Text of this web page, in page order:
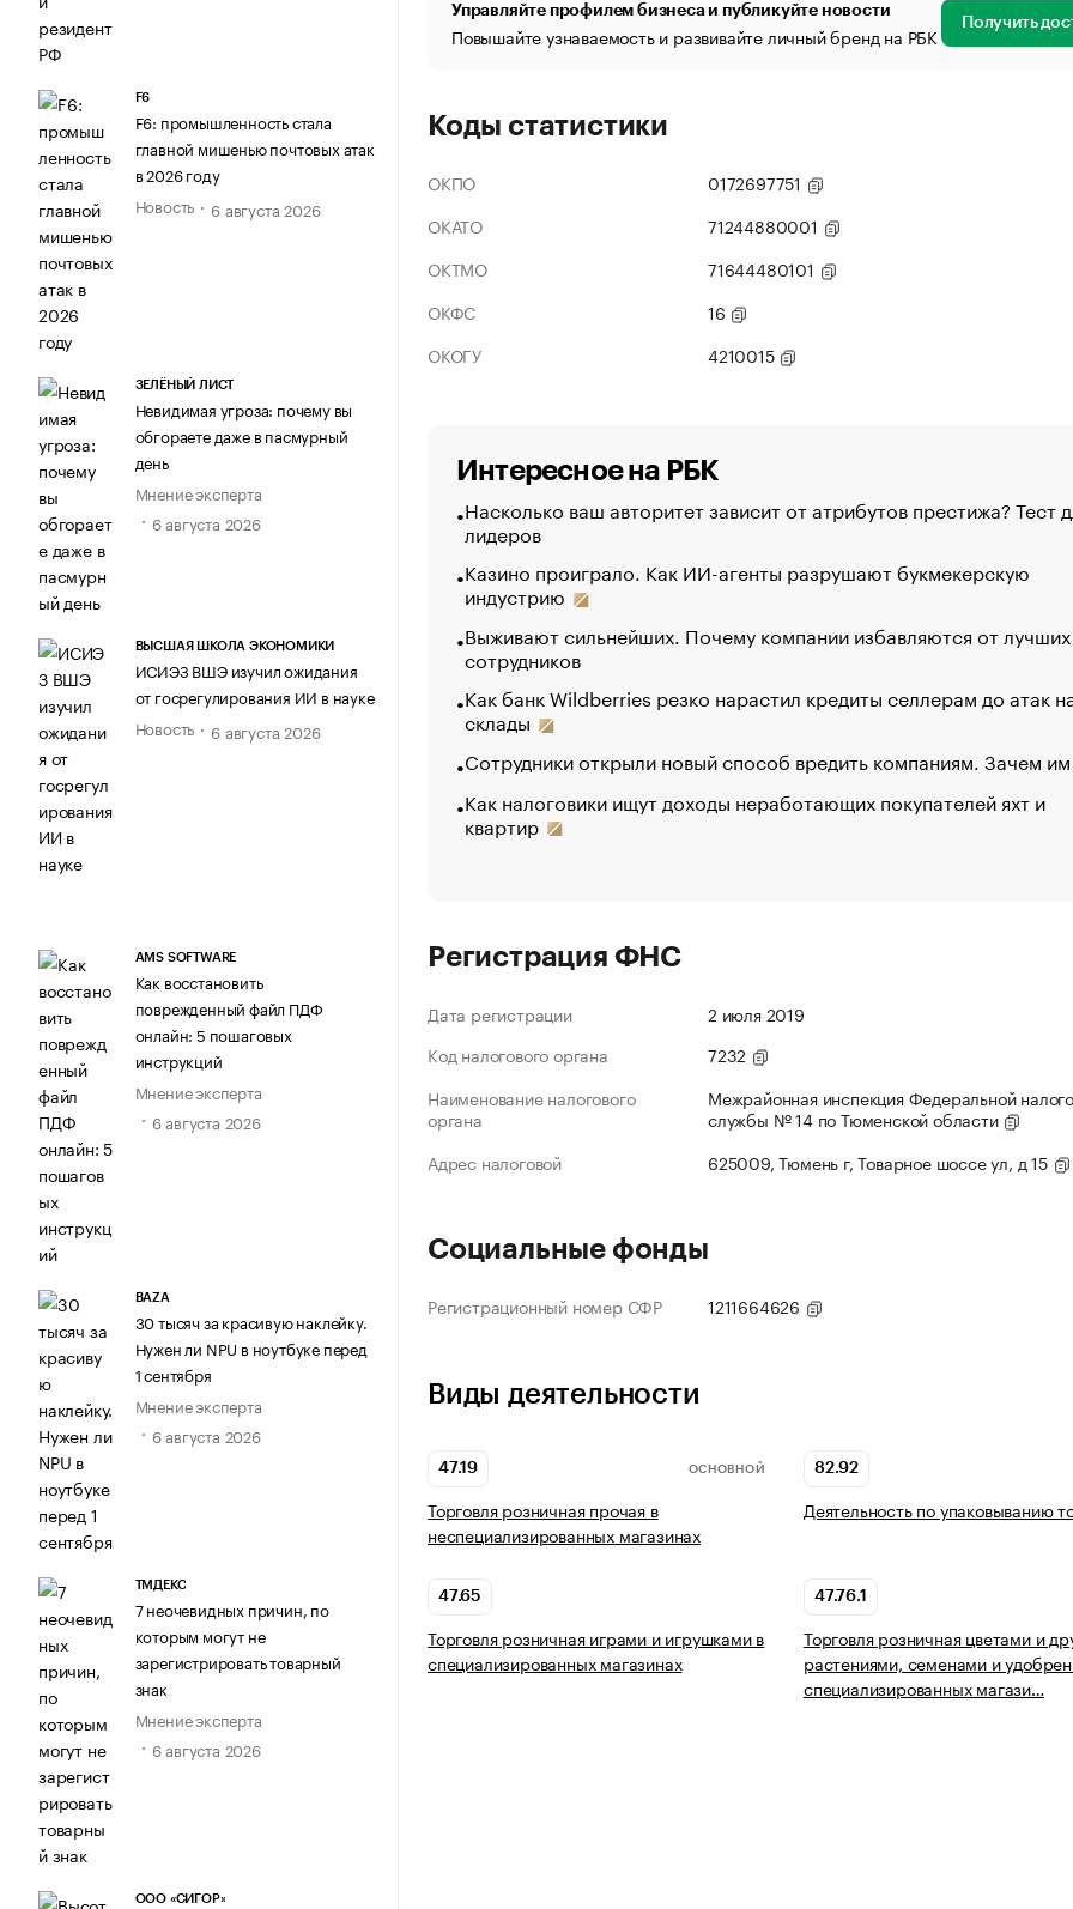
F6
F6: промышленность стала
главной мишенью почтовых атак
в 2026 году
Новость
6 августа 2026
ЗЕЛЁНЫЙ ЛИСТ
Невидимая угроза: почему вы
обгораете даже в пасмурный
день
Мнение эксперта
6 августа 2026
ВЫСШАЯ ШКОЛА ЭКОНОМИКИ
ИСИЭЗ ВШЭ изучил ожидания
от госрегулирования ИИ в науке
Новость
6 августа 2026
AMS SOFTWARE
Как восстановить
поврежденный файл ПДФ
онлайн: 5 пошаговых
инструкций
Мнение эксперта
6 августа 2026
BAZA
30 тысяч за красивую наклейку.
Нужен ли NPU в ноутбуке перед
1 сентября
Мнение эксперта
6 августа 2026
ТМДЕКС
7 неочевидных причин, по
которым могут не
зарегистрировать товарный
знак
Мнение эксперта
6 августа 2026
ООО «СИГОР»
Управляйте профилем бизнеса и публикуйте новости
Повышайте узнаваемость и развивайте личный бренд на РБК Получить
Коды статистики
ОКПО
0172697751
ОКАТО
71244880001
ОКТМО
71644480101
ОКФС
16
ОКОГУ
4210015
Интересное на РБК
Насколько ваш авторитет зависит от атрибутов престижа? Тест
лидеров
Казино проиграло. Как ИИ-агенты разрушают букмекерскую
индустрию
Выживают сильнейших. Почему компании избавляются от лучших
сотрудников
Как банк Wildberries резко нарастил кредиты селлерам до атак
склады
Сотрудники открыли новый способ вредить компаниям. Зачем
Как налоговики ищут доходы неработающих покупателей яхт и
квартир
Регистрация ФНС
Дата регистрации
2 июля 2019
Код налогового органа
7232
Наименование налогового
органа
Межрайонная инспекция Федеральной
службы № 14 по Тюменской области
Адрес налоговой
625009, Тюмень г, Товарное шоссе ул, д 15
Социальные фонды
Регистрационный номер СФР 1211664626
Виды деятельности
47.19 ОСНОВНОЙ
Торговля розничная прочая в
неспециализированных магазинах
82.92
Деятельность по упаковыванию
47.65
Торговля розничная играми и игрушками в
специализированных магазинах
47.76.1
Торговля розничная цветами и
растениями, семенами и
специализированных магази…